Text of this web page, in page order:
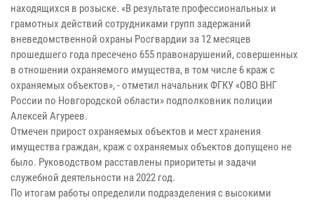
находящихся в розыске. «В результате профессиональных и
грамотных действий сотрудниками групп задержаний
вневедомственной охраны Росгвардии за 12 месяцев
прошедшего года пресечено 655 правонарушений, совершенных
в отношении охраняемого имущества, в том числе 6 краж с
охраняемых объектов», - отметил начальник ФГКУ «ОВО ВНГ
России по Новгородской области» подполковник полиции
Алексей Агуреев.
Отмечен прирост охраняемых объектов и мест хранения
имущества граждан, краж с охраняемых объектов допущено не
было. Руководством расставлены приоритеты и задачи
служебной деятельности на 2022 год.
По итогам работы определили подразделения с высокими